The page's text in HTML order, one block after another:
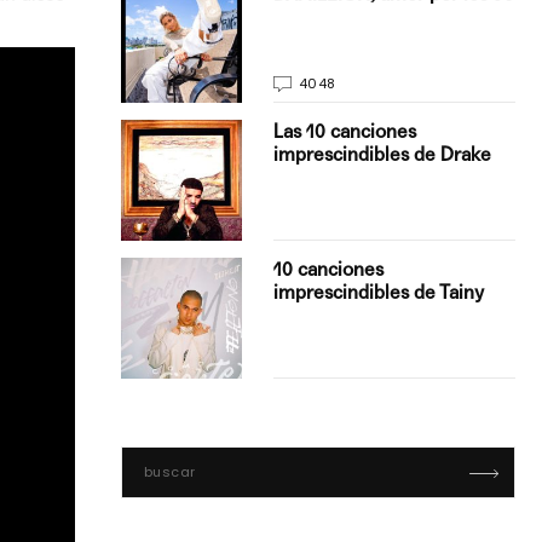
4048
Las 10 canciones
imprescindibles de Drake
10 canciones
imprescindibles de Tainy